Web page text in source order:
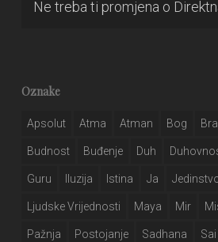
Ne treba ti promjena o
Oznake
Apsolut Atma Atman Bog
Budnost Buđenje Duh
Guru Iluzija Istina Ja
Ljudske Vrijednosti Maya Mir
Pažnja Postojanje Sadhana